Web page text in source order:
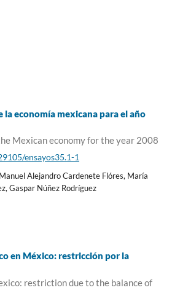
economía mexicana para el año
Mexican economy for the year 2008
ensayos35.1-1
Alejandro Cardenete Flóres, María
Gaspar Núñez Rodríguez
en México: restricción por la
restriction due to the balance of